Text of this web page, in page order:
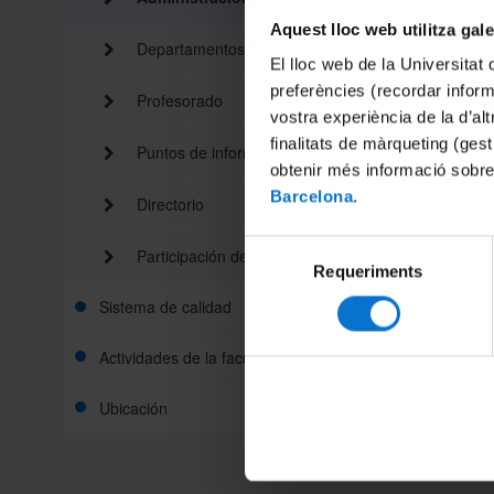
Aquest lloc web utilitza
El lloc web de la Universitat
preferències (recordar
vostra experiència de la
finalitats de màrqueting
obtenir més informació
Barcelona.
consentiment
Requeriments
Departamentos
Profesorado
Puntos de información
Directorio
Participación del alumnado
Sistema de calidad
Actividades de la facultad
Ubicación
La
La
solo
por